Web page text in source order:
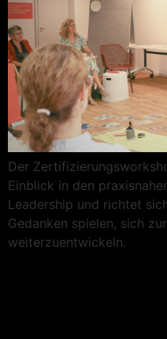
Der
Einblick in den
Leadership und richtet
Gedanken spielen, sich
weiterzuentwickeln.